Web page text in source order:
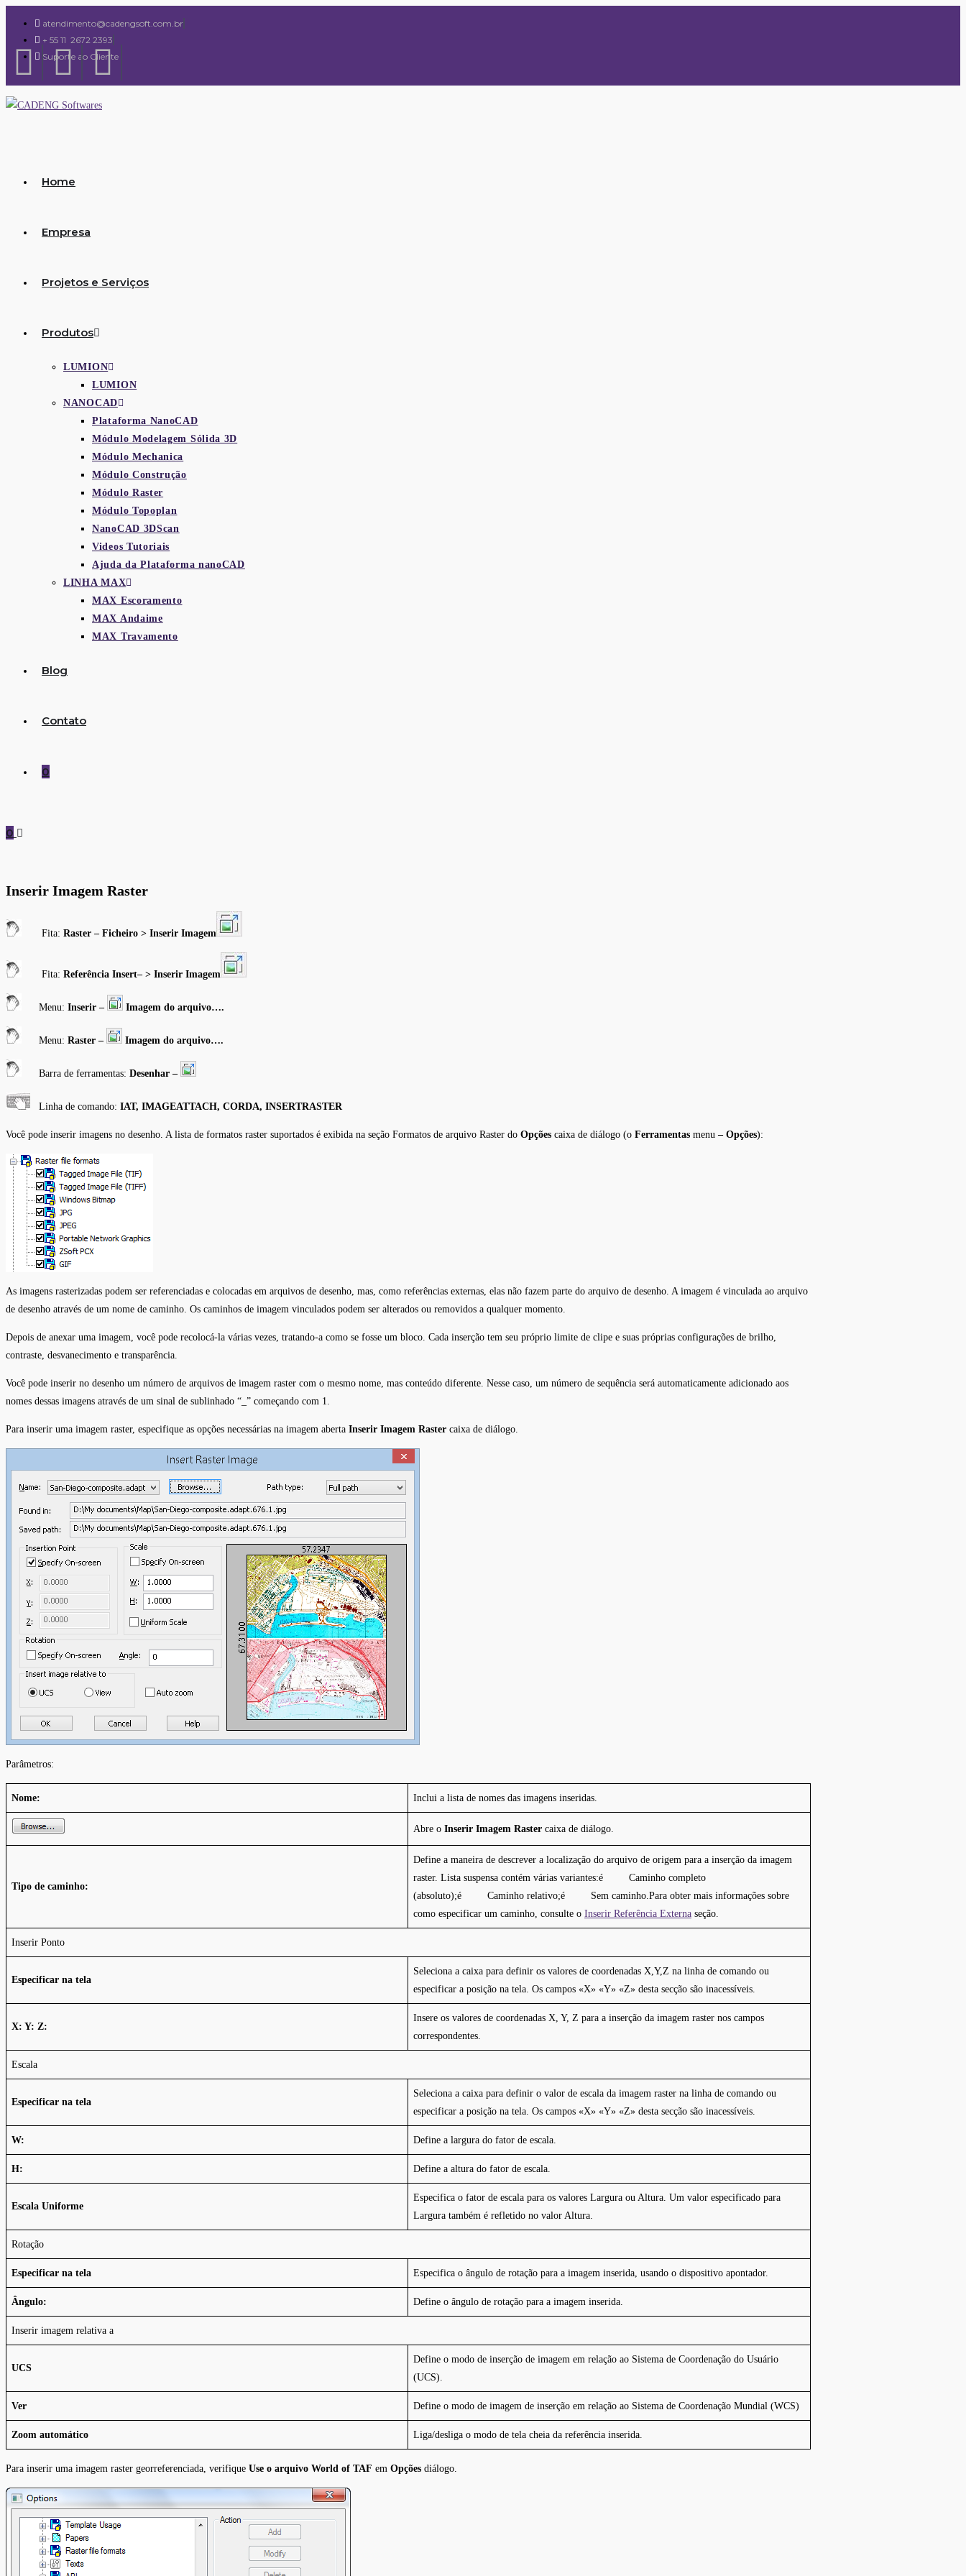
atendimento@cadengsoft.com.br
+ 55 11 2672 2393
Suporte ao Cliente
Home
Empresa
Projetos e Serviços
Produtos
LUMION
LUMION
NANOCAD
Plataforma NanoCAD
Módulo Modelagem Sólida 3D
Módulo Mechanica
Módulo Construção
Módulo Raster
Módulo Topoplan
NanoCAD 3DScan
Videos Tutoriais
Ajuda da Plataforma nanoCAD
LINHA MAX
MAX Escoramento
MAX Andaime
MAX Travamento
Blog
Contato
0
0
Inserir Imagem Raster
Fita: Raster – Ficheiro > Inserir Imagem
Fita: Referência Insert– > Inserir Imagem
Menu: Inserir – Imagem do arquivo….
Menu: Raster – Imagem do arquivo….
Barra de ferramentas: Desenhar –
Linha de comando: IAT, IMAGEATTACH, CORDA, INSERTRASTER
Você pode inserir imagens no desenho. A lista de formatos raster suportados é exibida na seção Formatos de arquivo Raster do Opções caixa de diálogo (o Ferramentas menu – Opções):
As imagens rasterizadas podem ser referenciadas e colocadas em arquivos de desenho, mas, como referências externas, elas não fazem parte do arquivo de desenho. A imagem é vinculada ao arquivo
de desenho através de um nome de caminho. Os caminhos de imagem vinculados podem ser alterados ou removidos a qualquer momento.
Depois de anexar uma imagem, você pode recolocá-la várias vezes, tratando-a como se fosse um bloco. Cada inserção tem seu próprio limite de clipe e suas próprias configurações de brilho,
contraste, desvanecimento e transparência.
Você pode inserir no desenho um número de arquivos de imagem raster com o mesmo nome, mas conteúdo diferente. Nesse caso, um número de sequência será automaticamente adicionado aos
nomes dessas imagens através de um sinal de sublinhado “_” começando com 1.
Para inserir uma imagem raster, especifique as opções necessárias na imagem aberta Inserir Imagem Raster caixa de diálogo.
Parâmetros:
Nome: Inclui a lista de nomes das imagens inseridas.
Abre o Inserir Imagem Raster caixa de diálogo.
Tipo de caminho:
Define a maneira de descrever a localização do arquivo de origem para a inserção da imagem
raster. Lista suspensa contém várias variantes:é Caminho completo
(absoluto);é Caminho relativo;é Sem caminho.Para obter mais informações sobre
como especificar um caminho, consulte o Inserir Referência Externa seção.
Inserir Ponto
Especificar na tela
Seleciona a caixa para definir os valores de coordenadas X,Y,Z na linha de comando ou
especificar a posição na tela. Os campos «X» «Y» «Z» desta secção são inacessíveis.
X: Y: Z:
Insere os valores de coordenadas X, Y, Z para a inserção da imagem raster nos campos
correspondentes.
Escala
Especificar na tela
Seleciona a caixa para definir o valor de escala da imagem raster na linha de comando ou
especificar a posição na tela. Os campos «X» «Y» «Z» desta secção são inacessíveis.
W: Define a largura do fator de escala.
H: Define a altura do fator de escala.
Escala Uniforme
Especifica o fator de escala para os valores Largura ou Altura. Um valor especificado para
Largura também é refletido no valor Altura.
Rotação
Especificar na tela Especifica o ângulo de rotação para a imagem inserida, usando o dispositivo apontador.
Ângulo: Define o ângulo de rotação para a imagem inserida.
Inserir imagem relativa a
UCS
Define o modo de inserção de imagem em relação ao Sistema de Coordenação do Usuário
(UCS).
Ver Define o modo de imagem de inserção em relação ao Sistema de Coordenação Mundial (WCS)
Zoom automático Liga/desliga o modo de tela cheia da referência inserida.
Para inserir uma imagem raster georreferenciada, verifique Use o arquivo World of TAF em Opções diálogo.